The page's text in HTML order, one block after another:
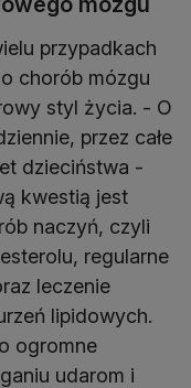
przypadkach
chorób mózgu
styl życia. - O
przez całe
dzieciństwa -
kwestią jest
naczyń, czyli
regularne
leczenie
lipidowych.
ogromne
udarom i